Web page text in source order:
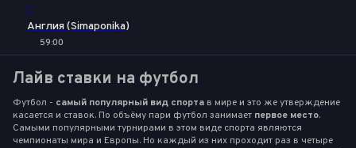
-
Англия (Simaponika)
59:00
Лайв ставки на футбол
Футбол - самый популярный вид спорта в мире и это же утверждение
касается и ставок. По объёму пари футбол занимает первое место.
Самыми популярными турнирами в этом виде спорта являются
чемпионаты мира и Европы. Но каждый из них проходит раз в четыре